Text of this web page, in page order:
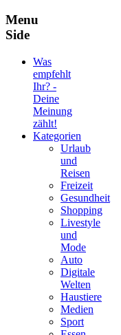
Menu
Side
Was
empfehlt
Ihr? -
Deine
Meinung
zählt!
Kategorien
Urlaub
und
Reisen
Freizeit
Gesundheit
Shopping
Livestyle
und
Mode
Auto
Digitale
Welten
Haustiere
Medien
Sport